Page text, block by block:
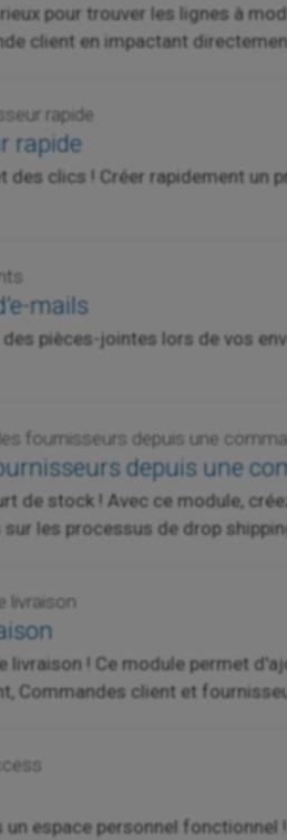
pour trouver les lignes à
client en impactant
rapide
rapide
des clics ! Créer rapidement
mails
pièces-jointes lors de vos
fournisseurs depuis une
depuis une
de stock ! Avec ce module,
les processus de drop
livraison
livraison ! Ce module permet
Commandes client et
espace personnel